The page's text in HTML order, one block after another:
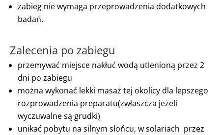
zabieg nie wymaga przeprowadzenia dodatkowych
badań.
Zalecenia po zabiegu
przemywać miejsce nakłuć wodą utlenioną przez 2
dni po zabiegu
można wykonać lekki masaż tej okolicy dla lepszego
rozprowadzenia preparatu(zwłaszcza jeżeli
wyczuwalne są grudki)
unikać pobytu na silnym słońcu, w solariach przez